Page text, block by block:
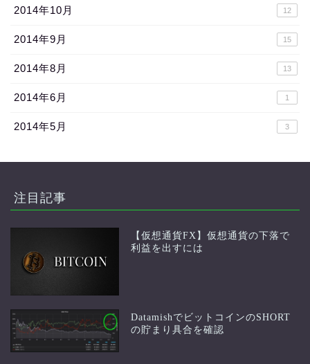
2014年10月 12
2014年9月 15
2014年8月 13
2014年6月 1
2014年5月 3
注目記事
【仮想通貨FX】仮想通貨の下落で
利益を出すには
DatamishでビットコインのSHORT
の貯まり具合を確認